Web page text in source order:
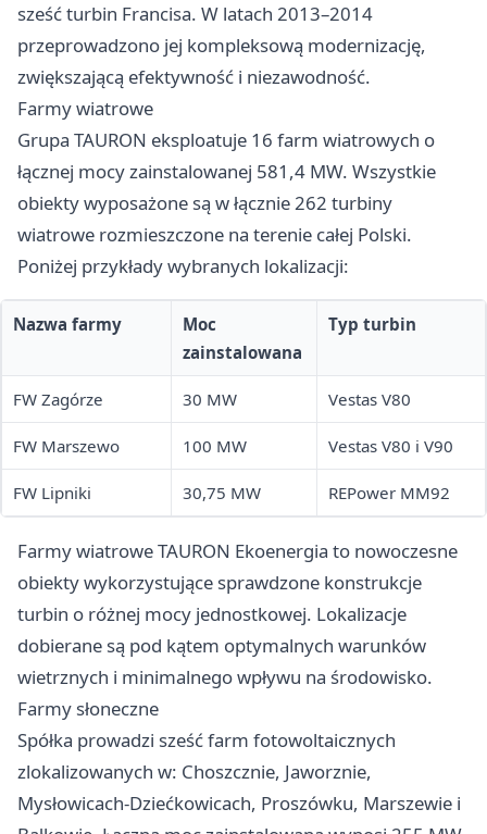
sześć turbin Francisa. W latach 2013–2014
przeprowadzono jej kompleksową modernizację,
zwiększającą efektywność i niezawodność.
Farmy wiatrowe
Grupa TAURON eksploatuje 16 farm wiatrowych o
łącznej mocy zainstalowanej 581,4 MW. Wszystkie
obiekty wyposażone są w łącznie 262 turbiny
wiatrowe rozmieszczone na terenie całej Polski.
Poniżej przykłady wybranych lokalizacji:
Nazwa farmy
Moc
zainstalowana
Typ turbin
FW Zagórze 30 MW Vestas V80
FW Marszewo 100 MW Vestas V80 i V90
FW Lipniki 30,75 MW REPower MM92
Farmy wiatrowe TAURON Ekoenergia to nowoczesne
obiekty wykorzystujące sprawdzone konstrukcje
turbin o różnej mocy jednostkowej. Lokalizacje
dobierane są pod kątem optymalnych warunków
wietrznych i minimalnego wpływu na środowisko.
Farmy słoneczne
Spółka prowadzi sześć farm fotowoltaicznych
zlokalizowanych w: Choszcznie, Jaworznie,
Mysłowicach-Dziećkowicach, Proszówku, Marszewie i